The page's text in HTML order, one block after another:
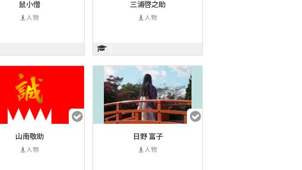
鼠小僧
人物
三浦啓之助
人物
山南敬助
人物
日野 富子
人物